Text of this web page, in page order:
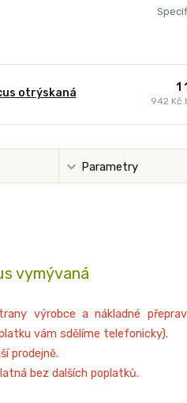
otrýskaná 1
942 Kč
Parametry
vymývaná
výrobce a nákladné
vám sdělíme telefonicky).
prodejně.
bez dalších poplatků.